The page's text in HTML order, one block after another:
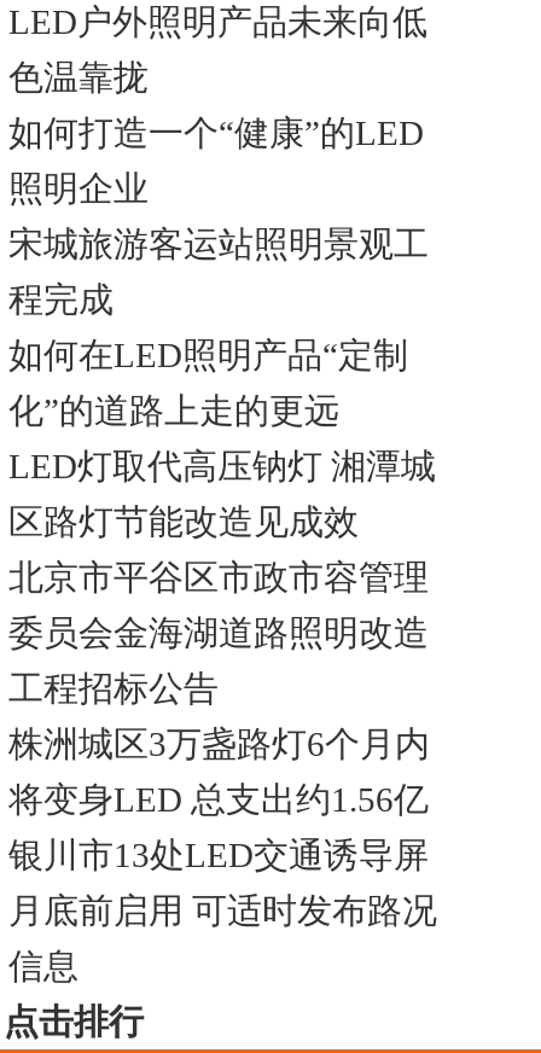
LED户外照明产品未来向低
色温靠拢
如何打造一个“健康”的LED
照明企业
宋城旅游客运站照明景观工
程完成
如何在LED照明产品“定制
化”的道路上走的更远
LED灯取代高压钠灯 湘潭城
区路灯节能改造见成效
北京市平谷区市政市容管理
委员会金海湖道路照明改造
工程招标公告
株洲城区3万盏路灯6个月内
将变身LED 总支出约1.56亿
银川市13处LED交通诱导屏
月底前启用 可适时发布路况
信息
点击排行